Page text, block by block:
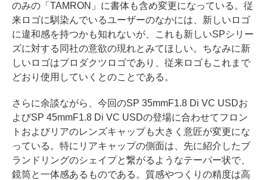
のみの「TAMRON」に書体も含め変更になっている。従
来ロゴに馴染んでいるユーザーのなかには、新しいロゴ
に違和感を持つかも知れないが、これも新しいSPシリー
ズに対する同社の意欲の現れとみてほしい。ちなみに新
しいロゴはプロダクツロゴであり、従来ロゴもこれまで
どおり使用していくとのことである。
さらに余談ながら、今回のSP 35mmF1.8 Di VC USDお
よびSP 45mmF1.8 Di VC USDの登場に合わせてフロン
トおよびリアのレンズキャップも大きく意匠が変更にな
っている。特にリアキャップの側面は、先に紹介したブ
ランドリングのシェイプと繋がるようなテーパー状で、
鏡筒と一体感あるものである。質感やつくりの精度は高